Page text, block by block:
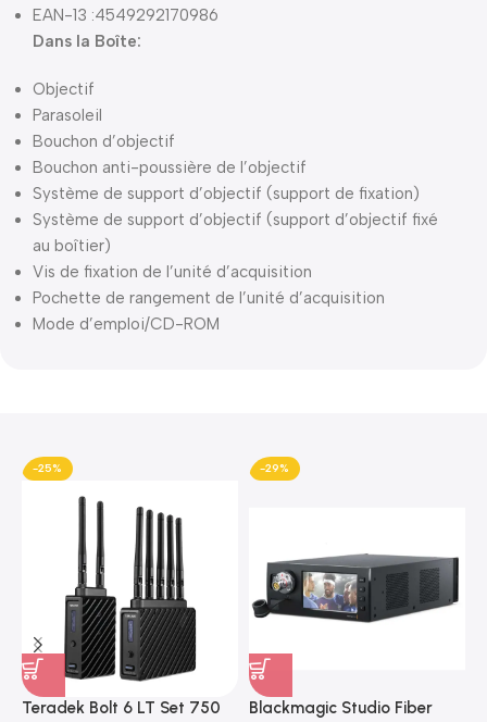
EAN-13 :4549292170986
Dans la Boîte:
Objectif
Parasoleil
Bouchon d’objectif
Bouchon anti-poussière de l’objectif
Système de support d’objectif (support de fixation)
Système de support d’objectif (support d’objectif fixé
au boîtier)
Vis de fixation de l’unité d’acquisition
Pochette de rangement de l’unité d’acquisition
Mode d’emploi/CD-ROM
-25%
Teradek Bolt 6 LT Set 750
-29%
Blackmagic Studio Fiber